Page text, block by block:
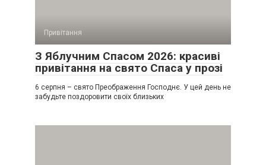
Привітання
З Яблучним Спасом 2026: красиві
привітання на свято Спаса у прозі
6 серпня – свято Преображення Господнє. У цей день не
забудьте поздоровити своїх близьких